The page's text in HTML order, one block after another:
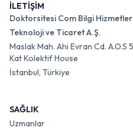
İLETİŞİM
Doktorsitesi Com Bilgi
Teknoloji ve Ticaret A.Ş.
Maslak Mah. Ahi Evran Cd.
Kat Kolektif House
İstanbul, Türkiye
SAĞLIK
Uzmanlar